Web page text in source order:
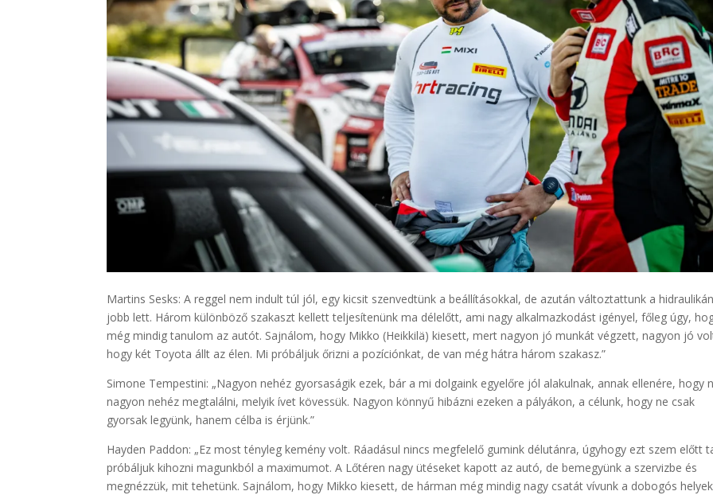
Martins Sesks: A reggel nem indult túl jól, egy kicsit szenvedtünk a beállításokkal, de azután változtattunk a
jobb lett. Három különböző szakaszt kellett teljesítenünk ma délelőtt, ami nagy alkalmazkodást igényel, főleg úgy,
még mindig tanulom az autót. Sajnálom, hogy Mikko (Heikkilä) kiesett, mert nagyon jó munkát végzett, nagyon jó
hogy két Toyota állt az élen. Mi próbáljuk őrizni a pozíciónkat, de van még hátra három szakasz.”
Simone Tempestini: „Nagyon nehéz gyorsaságik ezek, bár a mi dolgaink egyelőre jól alakulnak, annak ellenére, hogy
nagyon nehéz megtalálni, melyik ívet kövessük. Nagyon könnyű hibázni ezeken a pályákon, a célunk, hogy ne csak
gyorsak legyünk, hanem célba is érjünk.”
Hayden Paddon: „Ez most tényleg kemény volt. Ráadásul nincs megfelelő gumink délutánra, úgyhogy ezt szem előtt
próbáljuk kihozni magunkból a maximumot. A Lőtéren nagy ütéseket kapott az autó, de bemegyünk a szervizbe és
megnézzük, mit tehetünk. Sajnálom, hogy Mikko kiesett, de hárman még mindig nagy csatát vívunk a dobogós